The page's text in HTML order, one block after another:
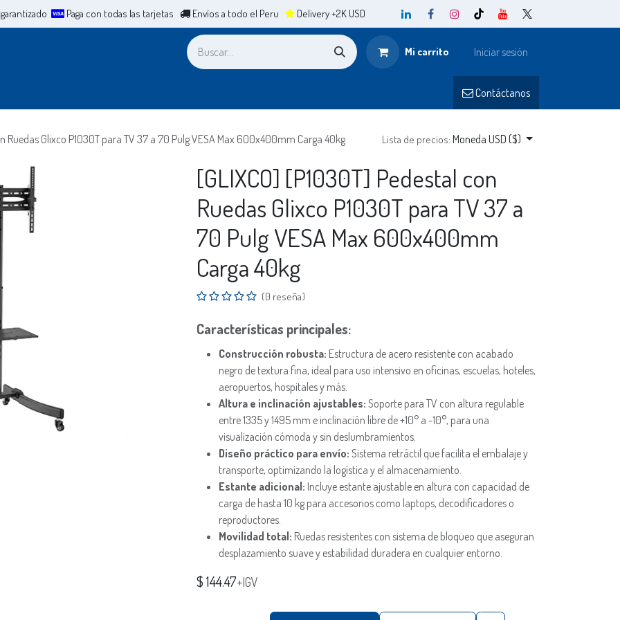
Paga con todas las tarjetas Envíos a todo el Peru Delivery +2K USD
Mi carrito Iniciar sesión
Contáctanos​​
Ruedas Glixco P1030T para TV 37 a 70 Pulg VESA Max 600x400mm Carga 40kg Lista de precios: Moneda USD ($)
[GLIXCO] [P1030T] Pedestal con
Ruedas Glixco P1030T para TV 37 a
70 Pulg VESA Max 600x400mm
Carga 40kg
(0 reseña)
Características principales:
Construcción robusta: Estructura de acero resistente con acabado
negro de textura fina, ideal para uso intensivo en oficinas, escuelas, hoteles,
aeropuertos, hospitales y más.
Altura e inclinación ajustables: Soporte para TV con altura regulable
entre 1335 y 1495 mm e inclinación libre de +10° a -10°, para una
visualización cómoda y sin deslumbramientos.
Diseño práctico para envío: Sistema retráctil que facilita el embalaje y
transporte, optimizando la logística y el almacenamiento.
Estante adicional: Incluye estante ajustable en altura con capacidad de
carga de hasta 10 kg para accesorios como laptops, decodificadores o
reproductores.
Movilidad total: Ruedas resistentes con sistema de bloqueo que aseguran
desplazamiento suave y estabilidad duradera en cualquier entorno.
$144.47+IGV